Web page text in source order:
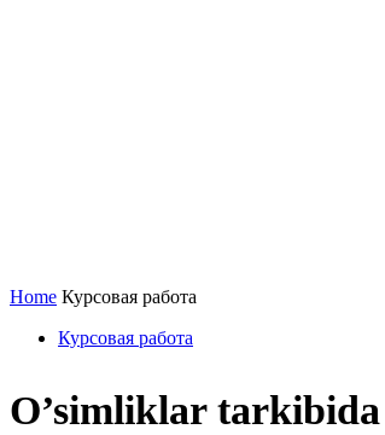
Home Курсовая работа
Курсовая работа
O’simliklar